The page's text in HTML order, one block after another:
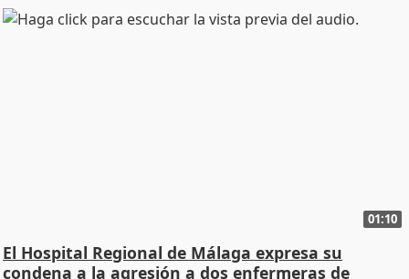
01:10
El Hospital Regional de Málaga expresa su
condena a la agresión a dos enfermeras de